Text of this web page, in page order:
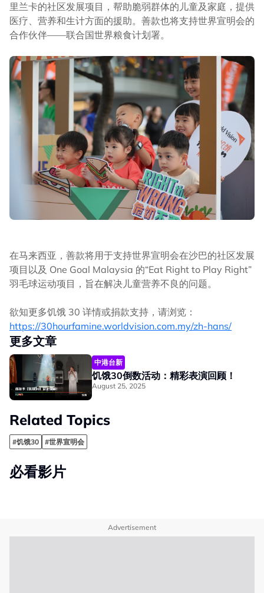
里兰卡的社区发展项目，帮助脆弱群体的儿童及家庭，提供
医疗、营养和生计方面的援助。善款也将支持世界宣明会的
合作伙伴——联合国世界粮食计划署。
在马来西亚，善款将用于支持世界宣明会在沙巴的社区发展
项目以及 One Goal Malaysia 的“Eat Right to Play Right”
羽毛球运动项目，旨在解决儿童营养不良的问题。
欲知更多饥饿 30 详情或捐款支持，请浏览：
https://30hourfamine.worldvision.com.my/zh-hans/
更多文章
中港台新
饥饿30倒数活动：精彩表演回顾！
August 25, 2025
Related Topics
#饥饿30 #世界宣明会
必看影片
Advertisement